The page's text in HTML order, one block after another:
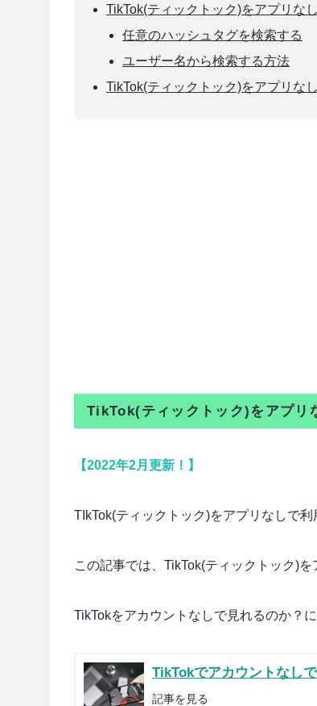
TikTok(ティックトック)をアプリな
任意のハッシュタグを検索する
ユーザー名から検索する方法
TikTok(ティックトック)をアプリな
TikTok(ティックトック)をアプリ
【2022年2月更新！】
TIkTok(ティックトック)をアプリなしで利
この記事では、TikTok(ティックトック)
TikTokをアカウントなしで見れるのか？
TikTokでアカウントなし
記事を見る